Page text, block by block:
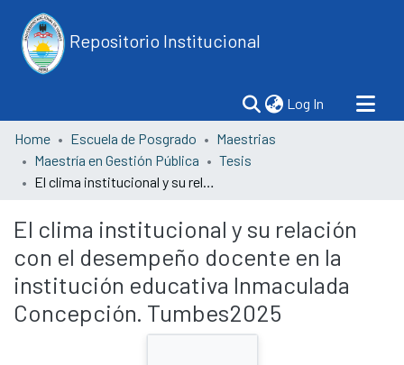
Repositorio Institucional
Log In (current)
Home Escuela de Posgrado
Maestrias
Maestría en Gestión Pública
Tesis
El clima institucional y su relación con el desempeño docente en la institución educativa Inmaculada Concepción. Tumbes2025
El clima institucional y su relación
con el desempeño docente en la
institución educativa Inmaculada
Concepción. Tumbes2025